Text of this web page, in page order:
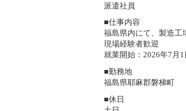
派遣社員
■仕事内容
福島県内にて、製造工
現場経験者歓迎
就業開始：2026年7月1
■勤務地
福島県耶麻郡磐梯町
■休日